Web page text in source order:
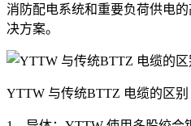
消防配电系统和重要负荷供电
决方案。
YTTW 与传统BTTZ 电缆的区别